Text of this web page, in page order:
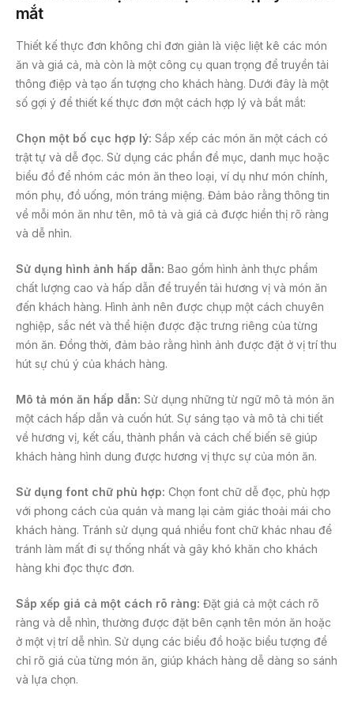
mắt
Thiết kế thực đơn không chỉ đơn giản là việc liệt kê các món
ăn và giá cả, mà còn là một công cụ quan trọng để truyền tải
thông điệp và tạo ấn tượng cho khách hàng. Dưới đây là một
số gợi ý để thiết kế thực đơn một cách hợp lý và bắt mắt:
Chọn một bố cục hợp lý: Sắp xếp các món ăn một cách có
trật tự và dễ đọc. Sử dụng các phần đề mục, danh mục hoặc
biểu đồ để nhóm các món ăn theo loại, ví dụ như món chính,
món phụ, đồ uống, món tráng miệng. Đảm bảo rằng thông tin
về mỗi món ăn như tên, mô tả và giá cả được hiển thị rõ ràng
và dễ nhìn.
Sử dụng hình ảnh hấp dẫn: Bao gồm hình ảnh thực phẩm
chất lượng cao và hấp dẫn để truyền tải hương vị và món ăn
đến khách hàng. Hình ảnh nên được chụp một cách chuyên
nghiệp, sắc nét và thể hiện được đặc trưng riêng của từng
món ăn. Đồng thời, đảm bảo rằng hình ảnh được đặt ở vị trí thu
hút sự chú ý của khách hàng.
Mô tả món ăn hấp dẫn: Sử dụng những từ ngữ mô tả món ăn
một cách hấp dẫn và cuốn hút. Sự sáng tạo và mô tả chi tiết
về hương vị, kết cấu, thành phần và cách chế biến sẽ giúp
khách hàng hình dung được hương vị thực sự của món ăn.
Sử dụng font chữ phù hợp: Chọn font chữ dễ đọc, phù hợp
với phong cách của quán và mang lại cảm giác thoải mái cho
khách hàng. Tránh sử dụng quá nhiều font chữ khác nhau để
tránh làm mất đi sự thống nhất và gây khó khăn cho khách
hàng khi đọc thực đơn.
Sắp xếp giá cả một cách rõ ràng: Đặt giá cả một cách rõ
ràng và dễ nhìn, thường được đặt bên cạnh tên món ăn hoặc
ở một vị trí dễ nhìn. Sử dụng các biểu đồ hoặc biểu tượng để
chỉ rõ giá của từng món ăn, giúp khách hàng dễ dàng so sánh
và lựa chọn.